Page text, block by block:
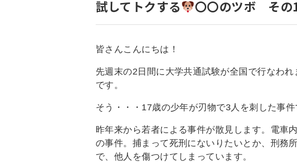
試してトクする 〇〇のツボ その
皆さんこんにちは！
先週末の2日間に大学共通試験が全国で行なわ
です。
そう・・・17歳の少年が刃物で3人を刺した事件
昨年来から若者による事件が散見します。電車
の事件。捕まって死刑にないりたいとか、刑務
で、他人を傷つけてしまっています。